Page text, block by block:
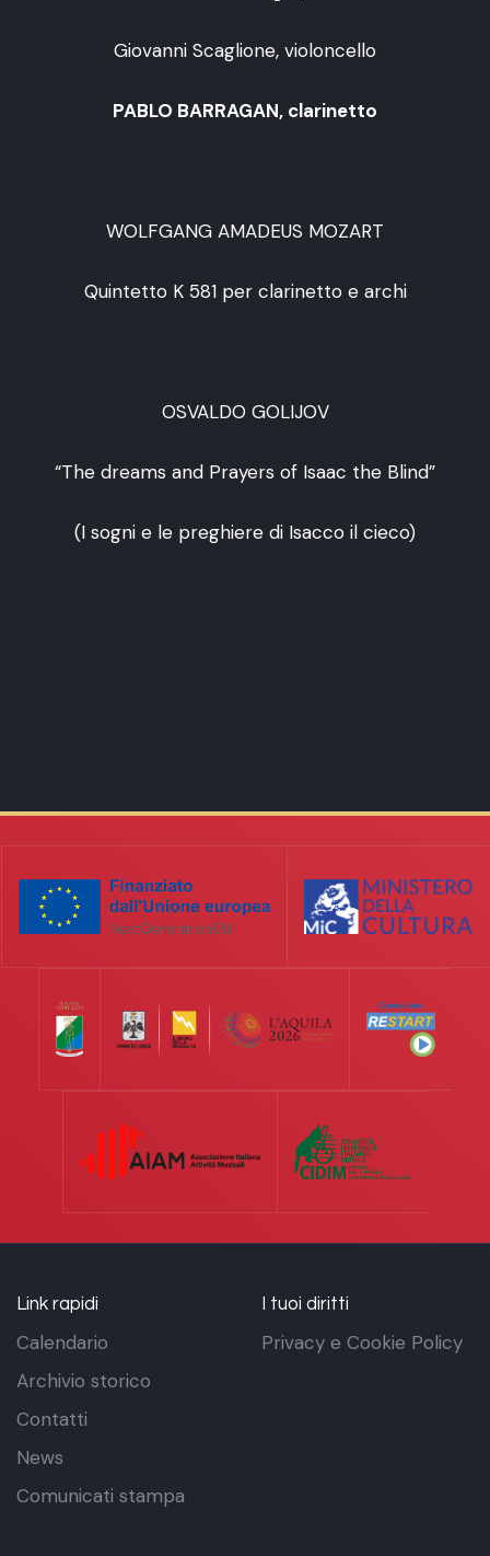
Giovanni Scaglione, violoncello
PABLO BARRAGAN, clarinetto
WOLFGANG AMADEUS MOZART
Quintetto K 581 per clarinetto e archi
OSVALDO GOLIJOV
“The dreams and Prayers of Isaac the Blind”
(I sogni e le preghiere di Isacco il cieco)
Link rapidi
Calendario
Archivio storico
Contatti
News
Comunicati stampa
I tuoi diritti
Privacy e Cookie Policy